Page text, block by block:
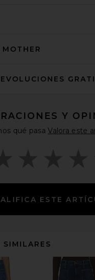
Y
qué pasaValora este
ESTE